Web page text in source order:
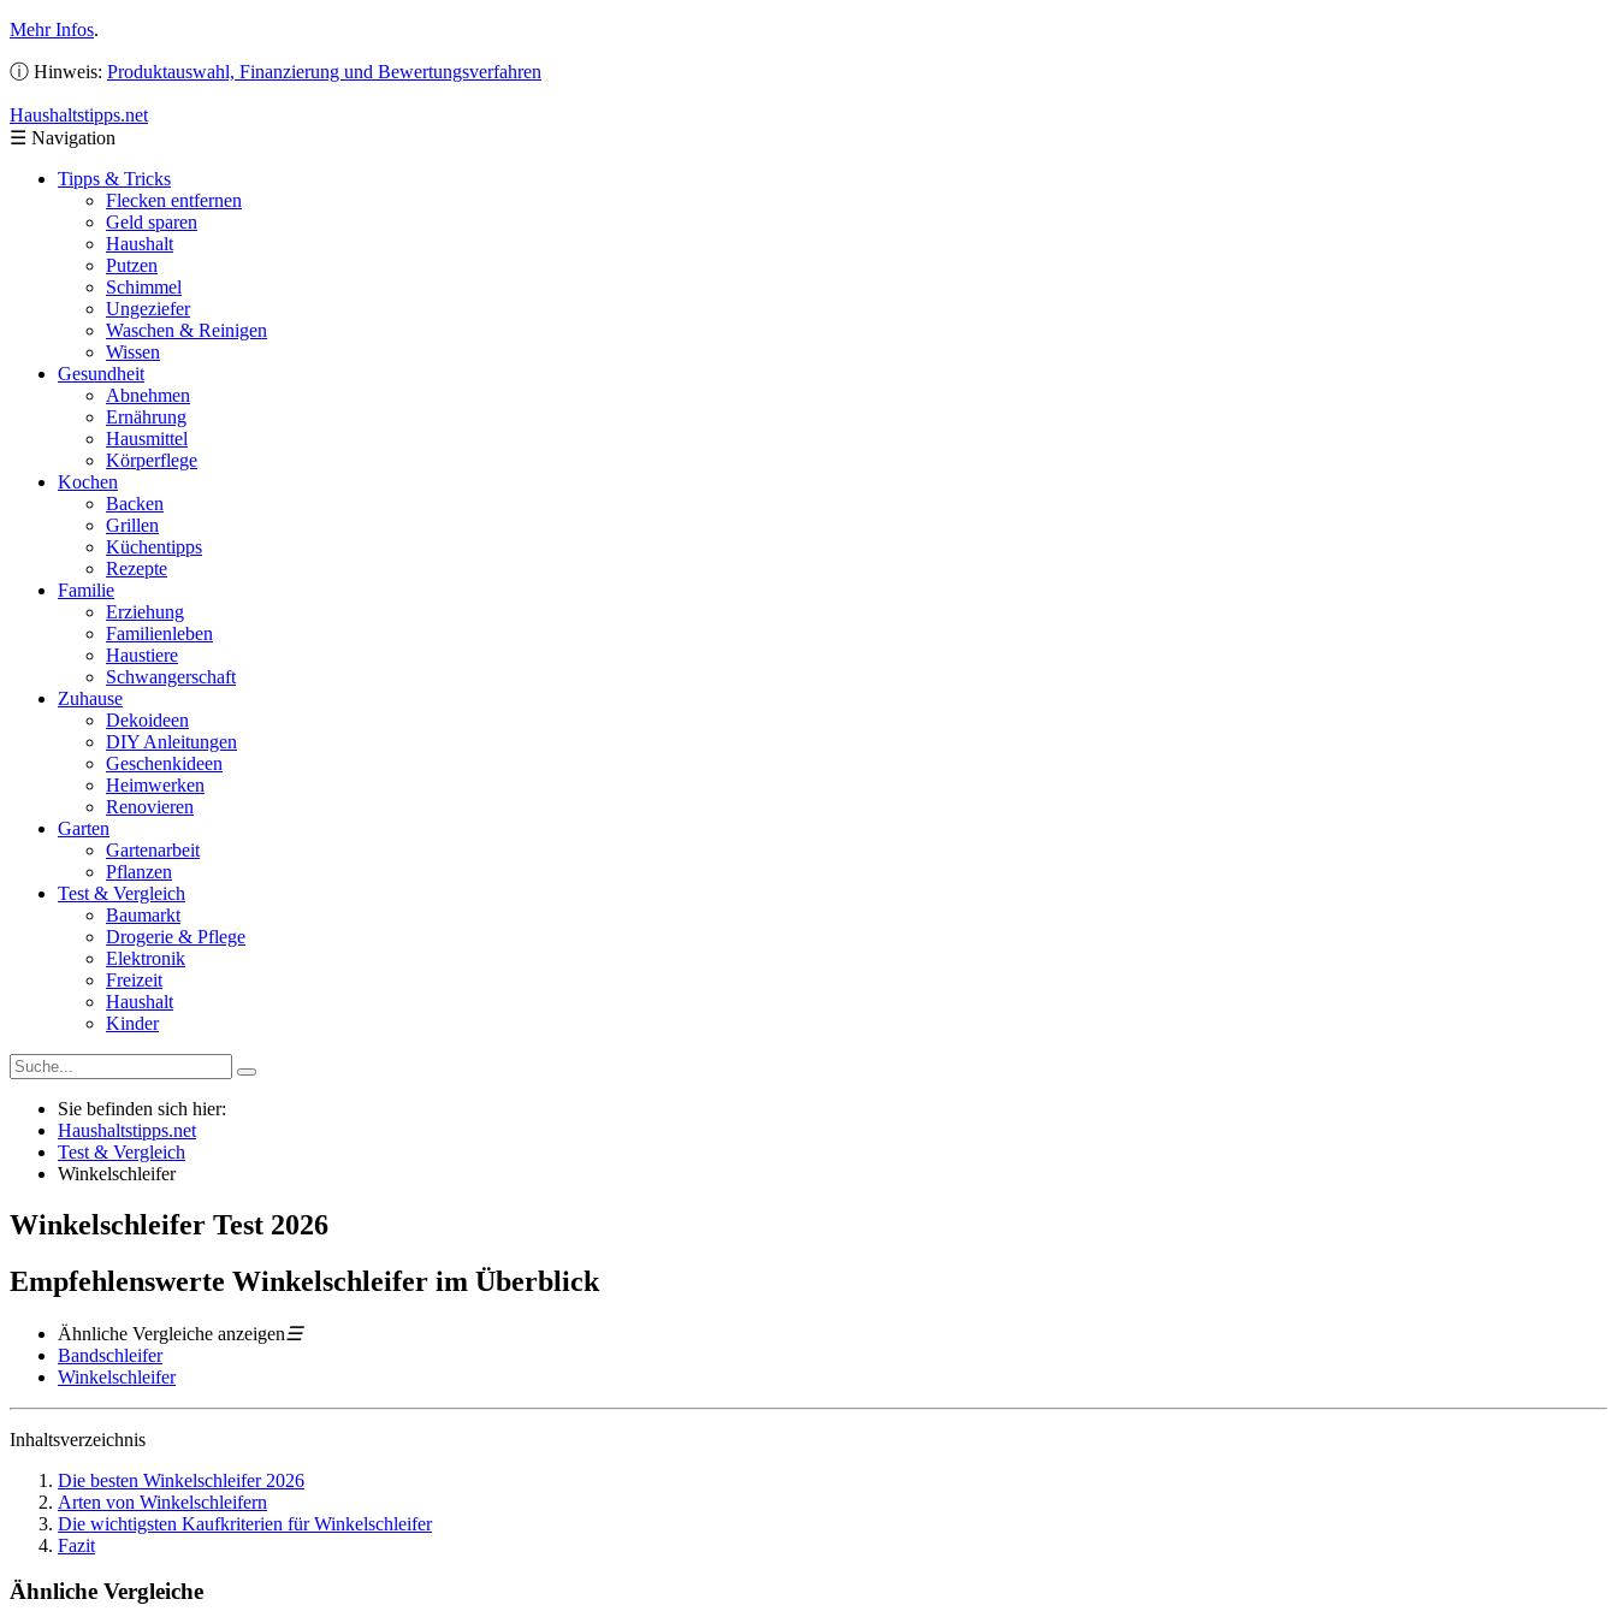
Mehr Infos.
ⓘ Hinweis: Produktauswahl, Finanzierung und Bewertungsverfahren
Haushaltstipps.net
☰ Navigation
Tipps & Tricks
Flecken entfernen
Geld sparen
Haushalt
Putzen
Schimmel
Ungeziefer
Waschen & Reinigen
Wissen
Gesundheit
Abnehmen
Ernährung
Hausmittel
Körperflege
Kochen
Backen
Grillen
Küchentipps
Rezepte
Familie
Erziehung
Familienleben
Haustiere
Schwangerschaft
Zuhause
Dekoideen
DIY Anleitungen
Geschenkideen
Heimwerken
Renovieren
Garten
Gartenarbeit
Pflanzen
Test & Vergleich
Baumarkt
Drogerie & Pflege
Elektronik
Freizeit
Haushalt
Kinder
Sie befinden sich hier:
Haushaltstipps.net
Test & Vergleich
Winkelschleifer
Winkelschleifer Test 2026
Empfehlenswerte Winkelschleifer im Überblick
Ähnliche Vergleiche anzeigen☰
Bandschleifer
Winkelschleifer
Inhaltsverzeichnis
Die besten Winkelschleifer 2026
Arten von Winkelschleifern
Die wichtigsten Kaufkriterien für Winkelschleifer
Fazit
Ähnliche Vergleiche